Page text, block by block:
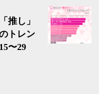
推し」
トレン
〜29